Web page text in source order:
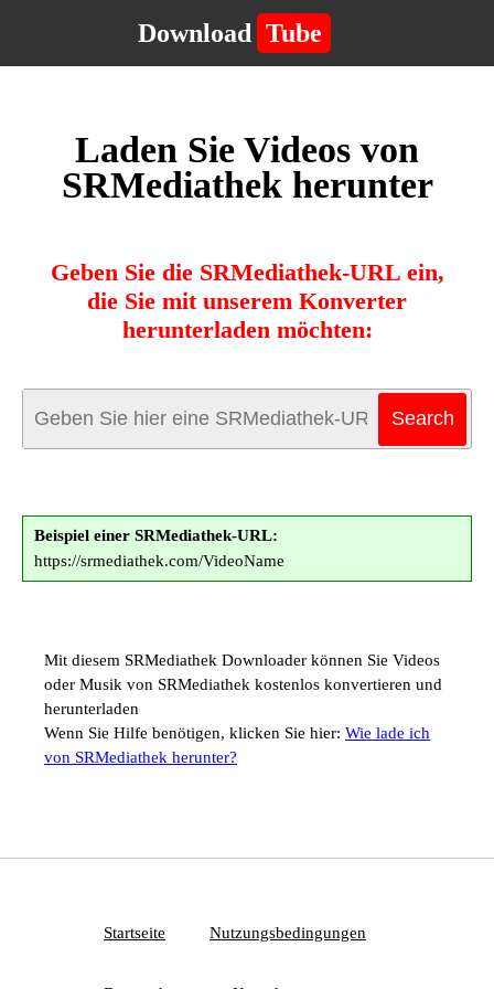
Download Tube
Laden Sie Videos von
SRMediathek herunter
Geben Sie die SRMediathek-URL ein,
die Sie mit unserem Konverter
herunterladen möchten:
Beispiel einer SRMediathek-URL:
https://srmediathek.com/VideoName
Mit diesem SRMediathek Downloader können Sie Videos
oder Musik von SRMediathek kostenlos konvertieren und
herunterladen
Wenn Sie Hilfe benötigen, klicken Sie hier: Wie lade ich
von SRMediathek herunter?
Startseite Nutzungsbedingungen